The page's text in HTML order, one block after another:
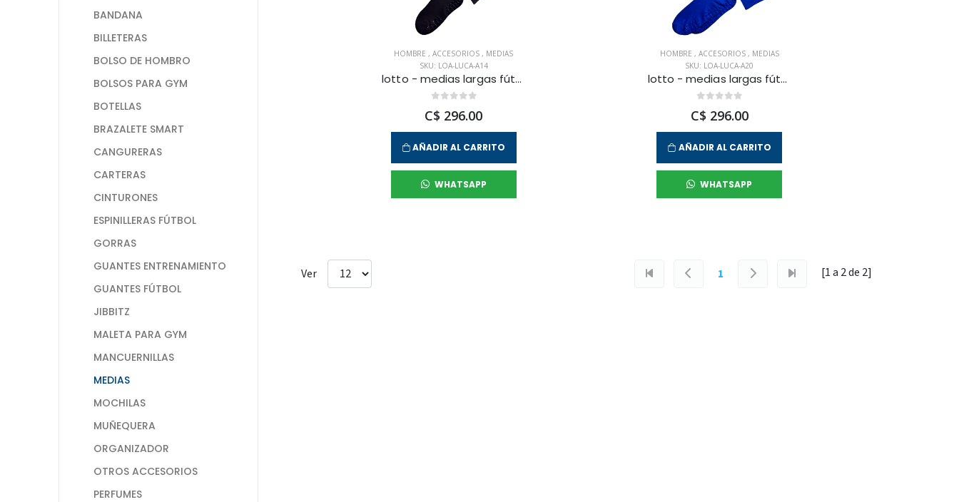
HOMBRE,ACCESORIOS, MEDIAS
SKU: LOA-LUCA-A14
lotto - medias largas fútbol luca para hombre
C$ 296.00
AÑADIR AL CARRITO
WHATSAPP
HOMBRE , ACCESORIOS , MEDIAS
SKU: LOA-LUCA-A20
lotto - medias largas fútbol luca para hombre
C$ 296.00
AÑADIR AL CARRITO
WHATSAPP
Ver 1 [1 a 2de 2]
BANDANA
BILLETERAS
BOLSO DE HOMBRO
BOLSOS PARA GYM
BOTELLAS
BRAZALETE SMART
CANGURERAS
CARTERAS
CINTURONES
ESPINILLERAS FÚTBOL
GORRAS
GUANTES ENTRENAMIENTO
GUANTES FÚTBOL
JIBBITZ
MALETA PARA GYM
MANCUERNILLAS
MEDIAS
MOCHILAS
MUÑEQUERA
ORGANIZADOR
OTROS ACCESORIOS
PERFUMES